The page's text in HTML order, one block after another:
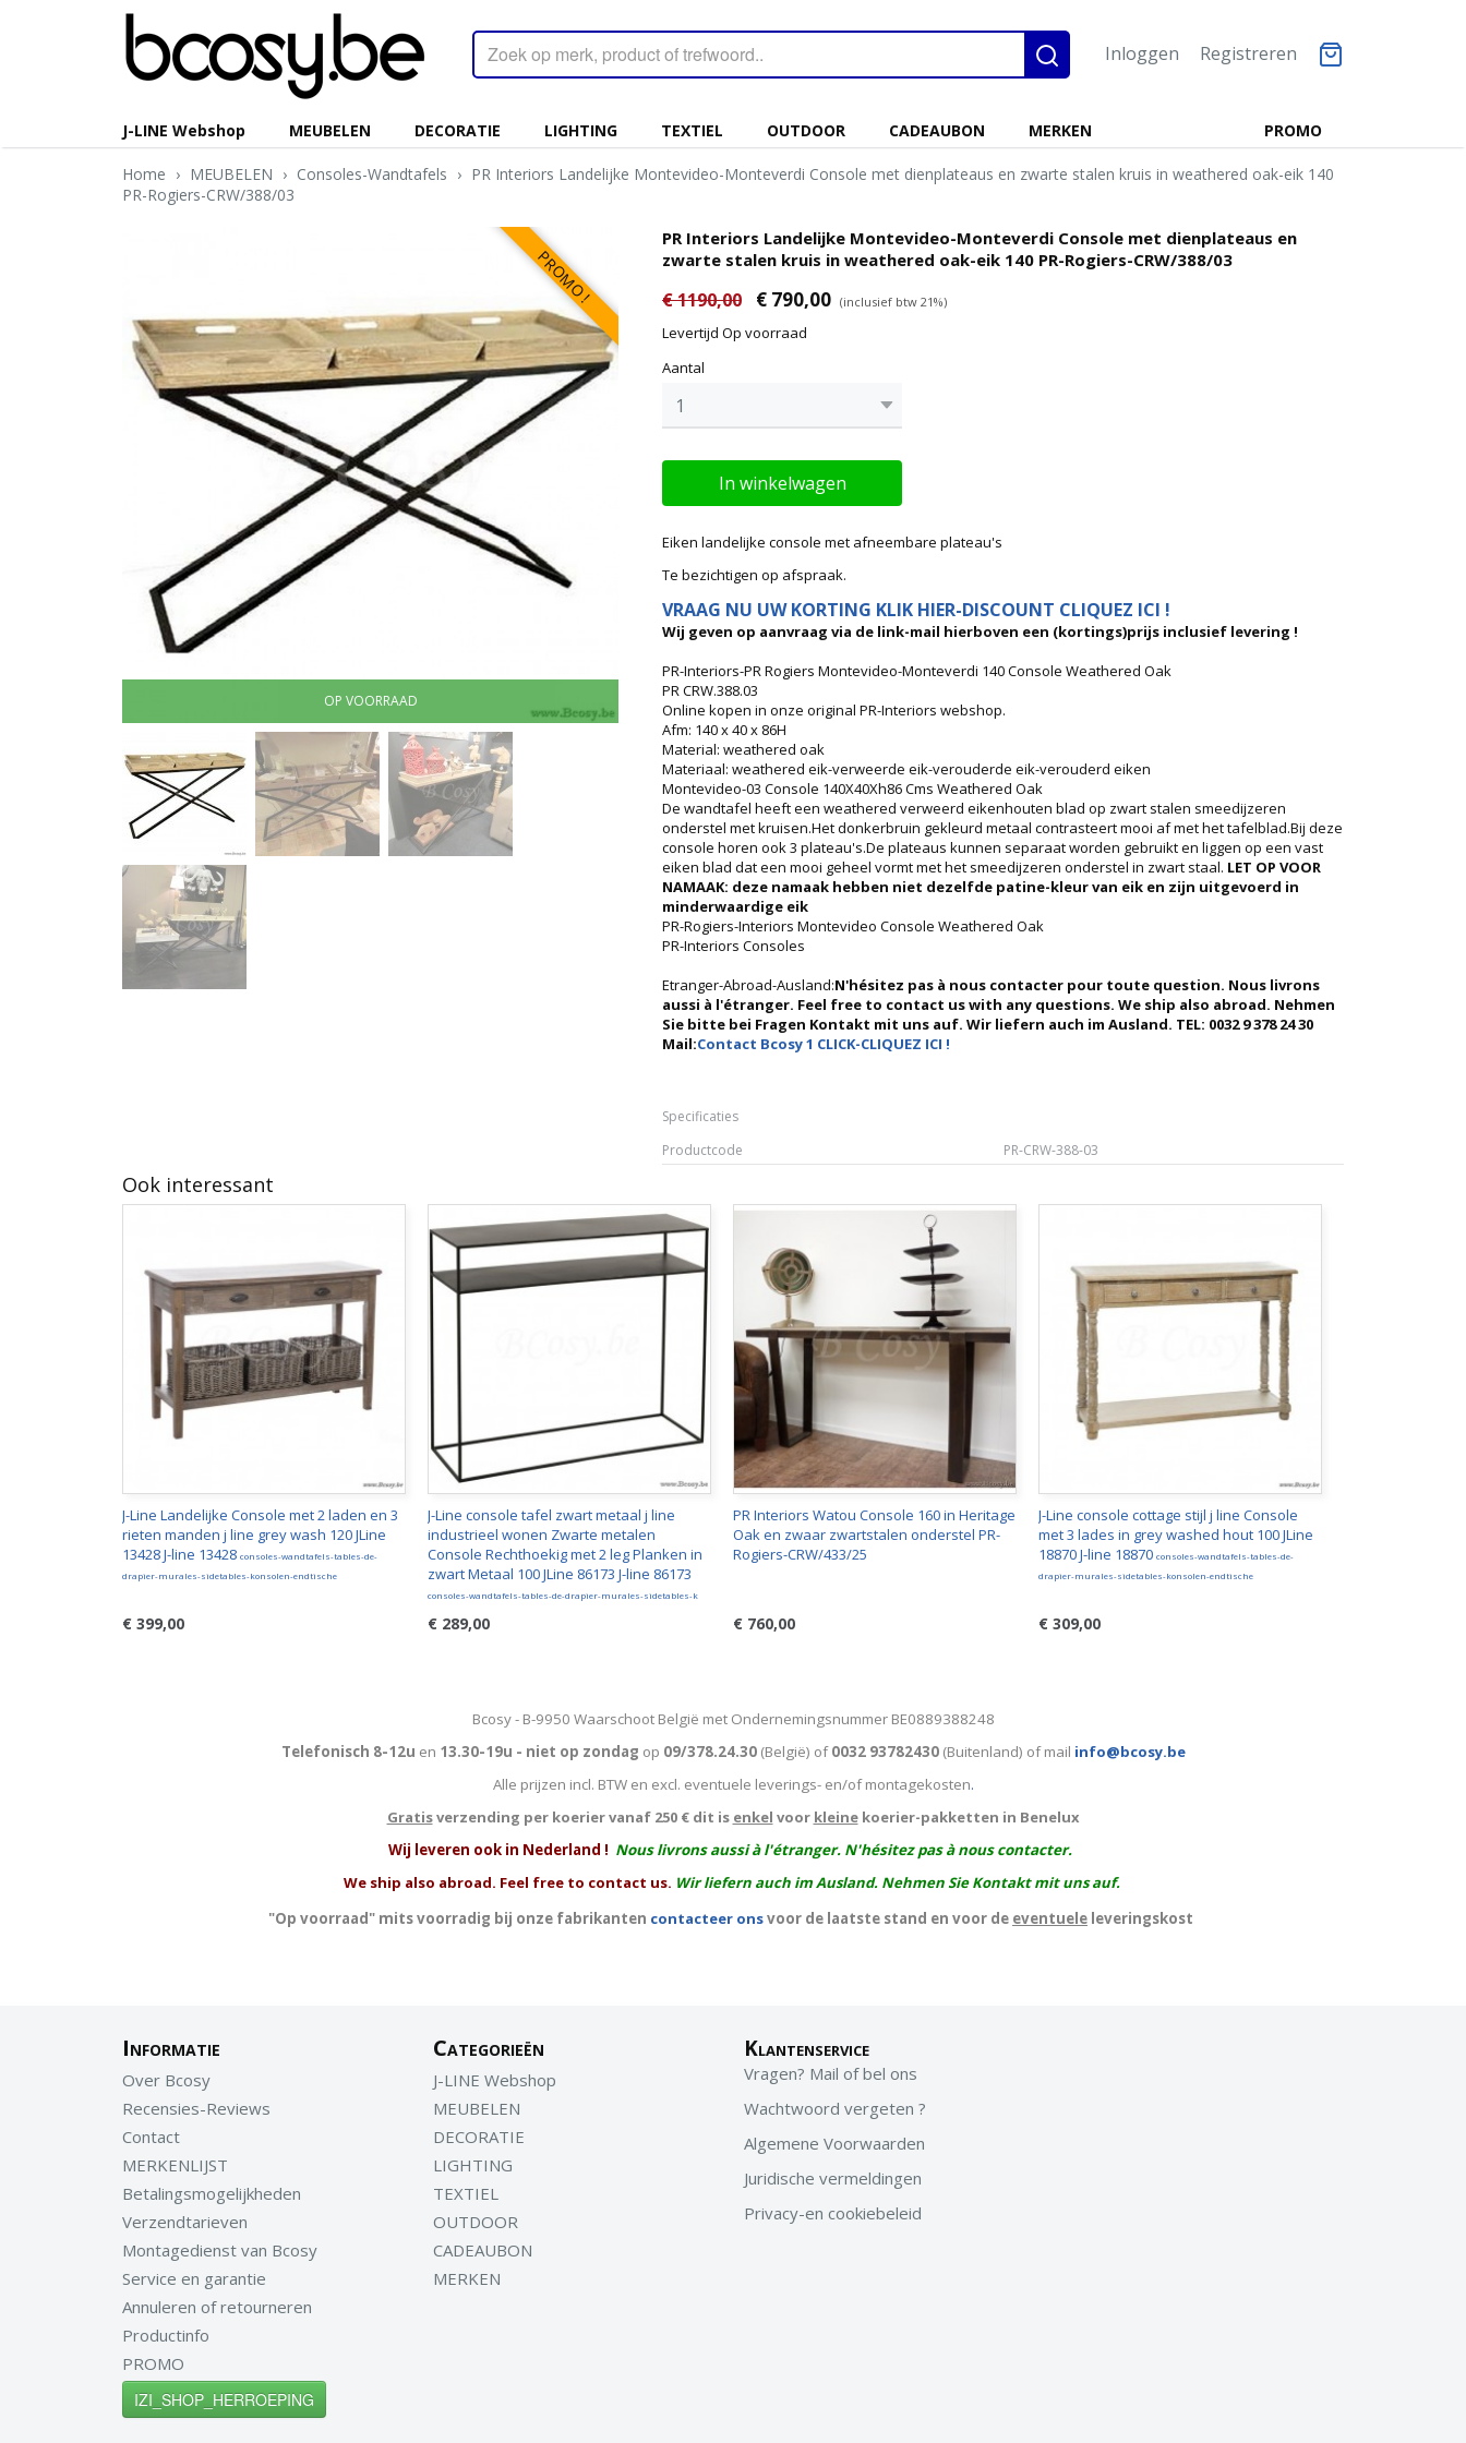
Inloggen Registreren
PROMO
J-LINE Webshop MEUBELEN DECORATIE LIGHTING TEXTIEL OUTDOOR CADEAUBON MERKEN
Home › MEUBELEN › Consoles-Wandtafels › PR Interiors Landelijke Montevideo-Monteverdi Console met dienplateaus en zwarte stalen kruis in weathered oak-eik 140
PR-Rogiers-CRW/388/03
OP VOORRAAD
PROMO !
PR Interiors Landelijke Montevideo-Monteverdi Console met dienplateaus en
zwarte stalen kruis in weathered oak-eik 140 PR-Rogiers-CRW/388/03
€ 1190,00 € 790,00 (inclusief btw 21%)
Levertijd Op voorraad
Aantal
In winkelwagen
Eiken landelijke console met afneembare plateau's
Te bezichtigen op afspraak.
VRAAG NU UW KORTING KLIK HIER-DISCOUNT CLIQUEZ ICI !
Wij geven op aanvraag via de link-mail hierboven een (kortings)prijs inclusief levering !
PR-Interiors-PR Rogiers Montevideo-Monteverdi 140 Console Weathered Oak
PR CRW.388.03
Online kopen in onze original PR-Interiors webshop.
Afm: 140 x 40 x 86H
Material: weathered oak
Materiaal: weathered eik-verweerde eik-verouderde eik-verouderd eiken
Montevideo-03 Console 140X40Xh86 Cms Weathered Oak
De wandtafel heeft een weathered verweerd eikenhouten blad op zwart stalen smeedijzeren
onderstel met kruisen.Het donkerbruin gekleurd metaal contrasteert mooi af met het tafelblad.Bij deze
console horen ook 3 plateau's.De plateaus kunnen separaat worden gebruikt en liggen op een vast
eiken blad dat een mooi geheel vormt met het smeedijzeren onderstel in zwart staal. LET OP VOOR
NAMAAK: deze namaak hebben niet dezelfde patine-kleur van eik en zijn uitgevoerd in
minderwaardige eik
PR-Rogiers-Interiors Montevideo Console Weathered Oak
PR-Interiors Consoles
Etranger-Abroad-Ausland:N'hésitez pas à nous contacter pour toute question. Nous livrons
aussi à l'étranger. Feel free to contact us with any questions. We ship also abroad. Nehmen
Sie bitte bei Fragen Kontakt mit uns auf. Wir liefern auch im Ausland. TEL: 0032 9 378 24 30
Mail:Contact Bcosy 1 CLICK-CLIQUEZ ICI !
Specificaties
Productcode
PR-CRW-388-03
Ook interessant
J-Line Landelijke Console met 2 laden en 3
rieten manden j line grey wash 120 JLine
13428 J-line 13428 consoles-wandtafels-tables-de-
drapier-murales-sidetables-konsolen-endtische
€ 399,00
J-Line console tafel zwart metaal j line
industrieel wonen Zwarte metalen
Console Rechthoekig met 2 leg Planken in
zwart Metaal 100 JLine 86173 J-line 86173
consoles-wandtafels-tables-de-drapier-murales-sidetables-k
€ 289,00
PR Interiors Watou Console 160 in Heritage
Oak en zwaar zwartstalen onderstel PR-
Rogiers-CRW/433/25
€ 760,00
J-Line console cottage stijl j line Console
met 3 lades in grey washed hout 100 JLine
18870 J-line 18870 consoles-wandtafels-tables-de-
drapier-murales-sidetables-konsolen-endtische
€ 309,00
Bcosy - B-9950 Waarschoot België met Ondernemingsnummer BE0889388248
Telefonisch 8-12u en 13.30-19u - niet op zondag op 09/378.24.30(België) of0032 93782430(Buitenland) of mail info@bcosy.be
Alle prijzen incl. BTW en excl. eventuele leverings- en/of montagekosten.
Gratisverzending per koerier vanaf 250 € dit is enkel voor kleinekoerier-pakketten in Benelux
Wij leveren ook in Nederland ! Nous livrons aussi à l'étranger. N'hésitez pas à nous contacter.
We ship also abroad. Feel free to contact us. Wir liefern auch im Ausland. Nehmen Sie Kontakt mit uns auf.
"Op voorraad" mits voorradig bij onze fabrikanten contacteer onsvoor de laatste stand en voor de eventuele leveringskost
Informatie
Over Bcosy
Recensies-Reviews
Contact
MERKENLIJST
Betalingsmogelijkheden
Verzendtarieven
Montagedienst van Bcosy
Service en garantie
Annuleren of retourneren
Productinfo
PROMO
IZI_SHOP_HERROEPING
Categorieën
J-LINE Webshop
MEUBELEN
DECORATIE
LIGHTING
TEXTIEL
OUTDOOR
CADEAUBON
MERKEN
Klantenservice
Vragen? Mail of bel ons
Wachtwoord vergeten ?
Algemene Voorwaarden
Juridische vermeldingen
Privacy-en cookiebeleid